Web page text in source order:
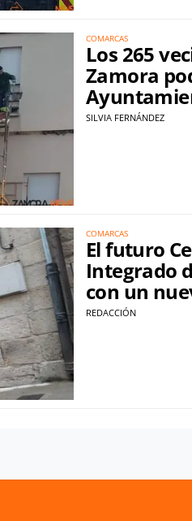
COMARCAS
Los 265
Zamora
SILVIA FERNÁNDEZ
COMARCAS
El futuro
Integrado
con un
REDACCIÓN